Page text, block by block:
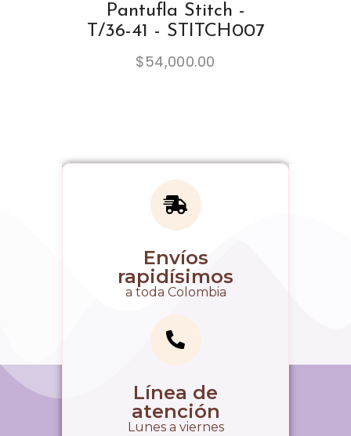
Pantufla Stitch -
T/36-41 - STITCH007
$54,000.00
Envíos
rapidísimos
a toda Colombia
Línea de
atención
Lunes a viernes